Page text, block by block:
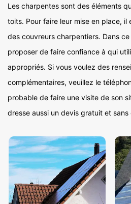
Les charpentes sont des éléments
toits. Pour faire leur mise en place, il
des couvreurs charpentiers. Dans
proposer de faire confiance à qui
appropriés. Si vous voulez des
complémentaires, veuillez le
probable de faire une visite de son
dresse aussi un devis gratuit et sans